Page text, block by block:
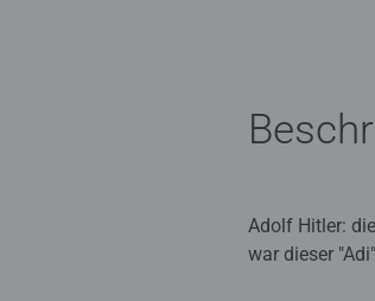
Adolf Hitler:
war dieser